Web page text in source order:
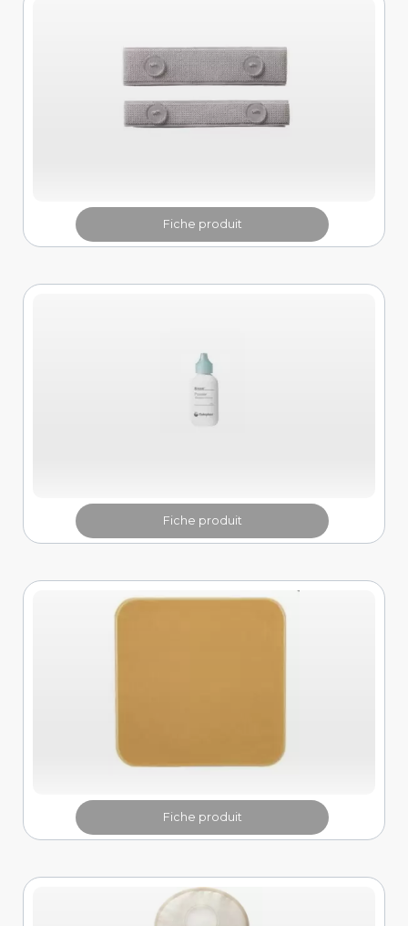
Fiche produit
Fiche produit
Fiche produit